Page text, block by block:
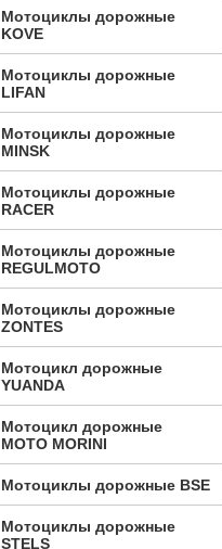
Мотоциклы дорожные
KOVE
Мотоциклы дорожные
LIFAN
Мотоциклы дорожные
MINSK
Мотоциклы дорожные
RACER
Мотоциклы дорожные
REGULMOTO
Мотоциклы дорожные
ZONTES
Мотоцикл дорожные
YUANDA
Мотоцикл дорожные
МОТО MORINI
Мотоциклы дорожные BSE
Мотоциклы дорожные
STELS